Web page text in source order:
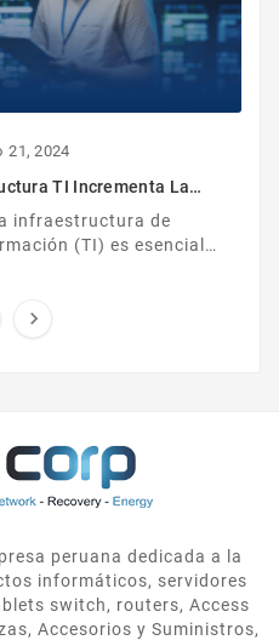
21, 2024
TI Incrementa La
infraestructura de
(TI) es esencial

peruana dedicada a la
informáticos, servidores
switch, routers, Access
Accesorios y Suministros,